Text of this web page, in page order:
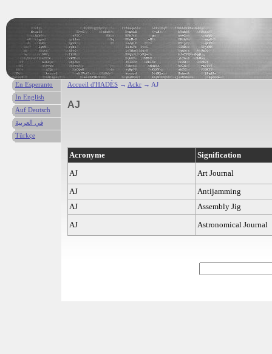
Accueil d'HADÈS → Ackr → AJ
AJ
Acronyme
Signification
AJ
Art Journal
AJ
Antijamming
AJ
Assembly Jig
AJ
Astronomical Journal
En Esperanto
In English
Auf Deutsch
في العربية
Türkçe